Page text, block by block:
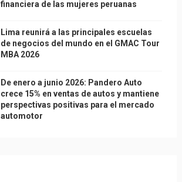
financiera de las mujeres peruanas
Lima reunirá a las principales escuelas
de negocios del mundo en el GMAC Tour
MBA 2026
De enero a junio 2026: Pandero Auto
crece 15% en ventas de autos y mantiene
perspectivas positivas para el mercado
automotor